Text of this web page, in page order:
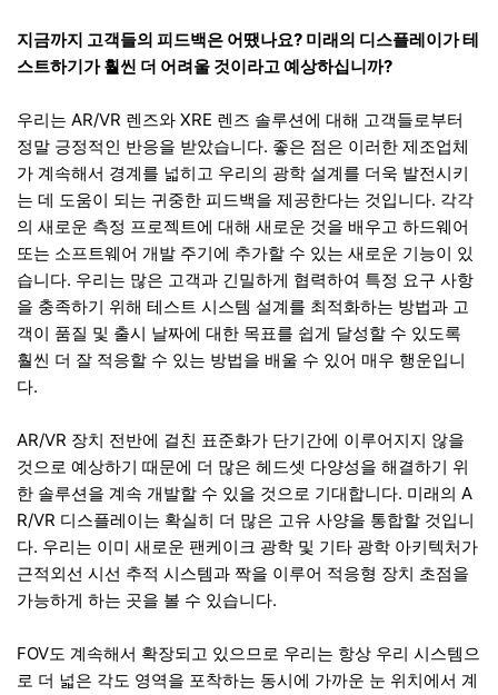
지금까지 고객들의 피드백은 어땠나요? 미래의 디스플레이가 테
스트하기가 훨씬 더 어려울 것이라고 예상하십니까?
우리는 AR/VR 렌즈와 XRE 렌즈 솔루션에 대해 고객들로부터
정말 긍정적인 반응을 받았습니다. 좋은 점은 이러한 제조업체
가 계속해서 경계를 넓히고 우리의 광학 설계를 더욱 발전시키
는 데 도움이 되는 귀중한 피드백을 제공한다는 것입니다. 각각
의 새로운 측정 프로젝트에 대해 새로운 것을 배우고 하드웨어
또는 소프트웨어 개발 주기에 추가할 수 있는 새로운 기능이 있
습니다. 우리는 많은 고객과 긴밀하게 협력하여 특정 요구 사항
을 충족하기 위해 테스트 시스템 설계를 최적화하는 방법과 고
객이 품질 및 출시 날짜에 대한 목표를 쉽게 달성할 수 있도록
훨씬 더 잘 적응할 수 있는 방법을 배울 수 있어 매우 행운입니
다.
AR/VR 장치 전반에 걸친 표준화가 단기간에 이루어지지 않을
것으로 예상하기 때문에 더 많은 헤드셋 다양성을 해결하기 위
한 솔루션을 계속 개발할 수 있을 것으로 기대합니다. 미래의 A
R/VR 디스플레이는 확실히 더 많은 고유 사양을 통합할 것입니
다. 우리는 이미 새로운 팬케이크 광학 및 기타 광학 아키텍처가
근적외선 시선 추적 시스템과 짝을 이루어 적응형 장치 초점을
가능하게 하는 곳을 볼 수 있습니다.
FOV도 계속해서 확장되고 있으므로 우리는 항상 우리 시스템으
로 더 넓은 각도 영역을 포착하는 동시에 가까운 눈 위치에서 계